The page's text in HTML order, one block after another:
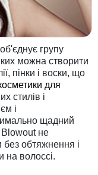
групу
можна створити
пінки і воски, що
для
стилів і
і
щадний
Blowout не
без обтяжнення і
на волоссі.